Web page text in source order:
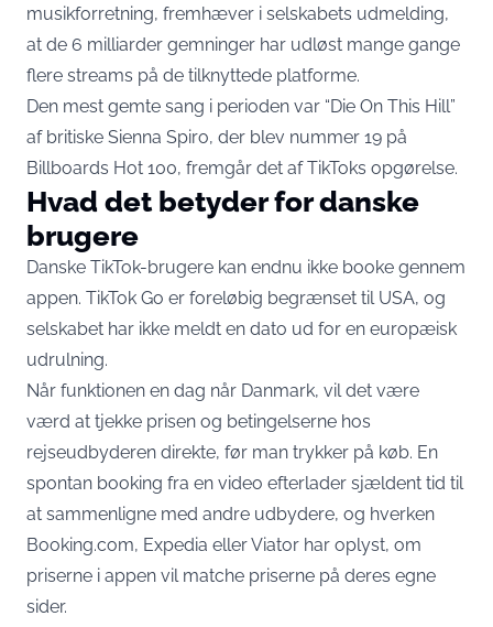
musikforretning, fremhæver i selskabets udmelding,
at de 6 milliarder gemninger har udløst mange gange
flere streams på de tilknyttede platforme.
Den mest gemte sang i perioden var “Die On This Hill”
af britiske Sienna Spiro, der blev nummer 19 på
Billboards Hot 100, fremgår det af TikToks opgørelse.
Hvad det betyder for danske
brugere
Danske TikTok-brugere kan endnu ikke booke gennem
appen. TikTok Go er foreløbig begrænset til USA, og
selskabet har ikke meldt en dato ud for en europæisk
udrulning.
Når funktionen en dag når Danmark, vil det være
værd at tjekke prisen og betingelserne hos
rejseudbyderen direkte, før man trykker på køb. En
spontan booking fra en video efterlader sjældent tid til
at sammenligne med andre udbydere, og hverken
Booking.com, Expedia eller Viator har oplyst, om
priserne i appen vil matche priserne på deres egne
sider.